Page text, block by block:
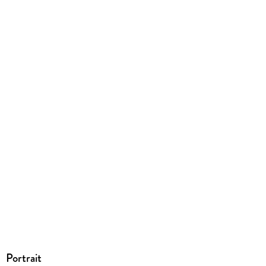
Portrait